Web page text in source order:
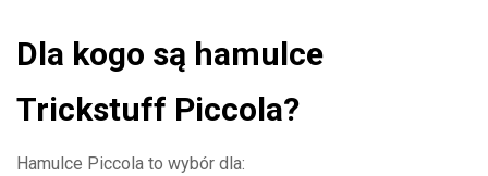
Dla kogo są hamulce
Trickstuff Piccola?
Hamulce Piccola to wybór dla: